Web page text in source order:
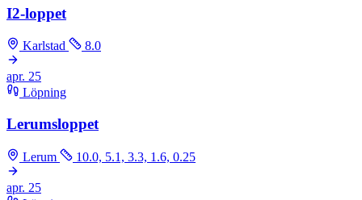
I2-loppet
Karlstad 8.0
apr. 25
Löpning
Lerumsloppet
Lerum 10.0, 5.1, 3.3, 1.6, 0.25
apr. 25